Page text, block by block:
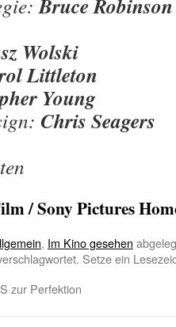
Wolski
Littleton
Young
Chris Seagers
/ Sony Pictures
, Im Kino gesehen
Setze ein
zur Perfektion